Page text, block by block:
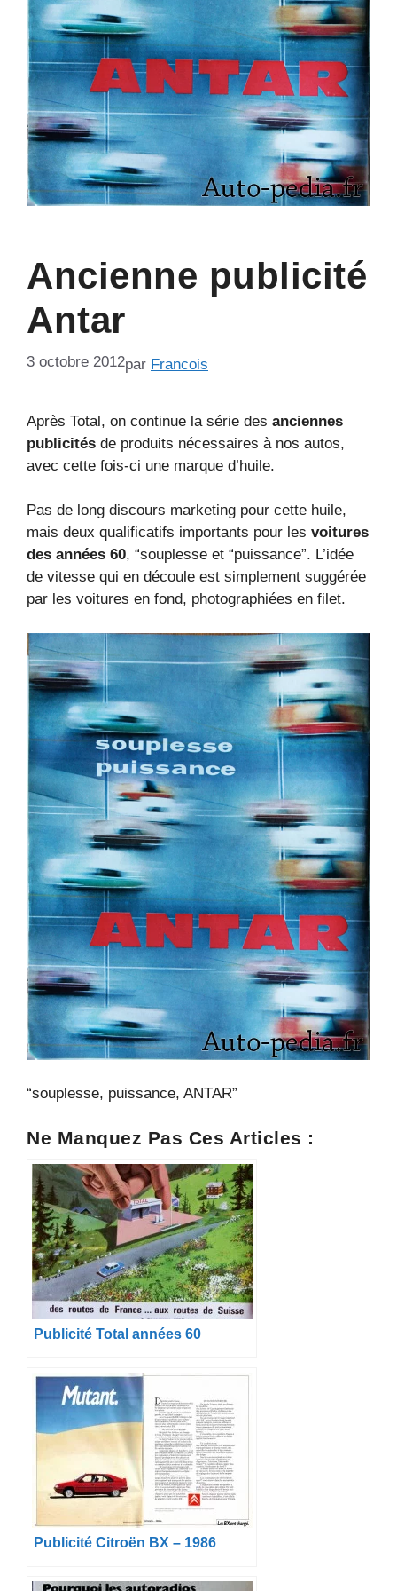
Ancienne publicité
Antar
3 octobre 2012par Francois
Après Total, on continue la série des anciennes
publicités de produits nécessaires à nos autos,
avec cette fois-ci une marque d’huile.
Pas de long discours marketing pour cette huile,
mais deux qualificatifs importants pour les voitures
des années 60, “souplesse et “puissance”. L’idée
de vitesse qui en découle est simplement suggérée
par les voitures en fond, photographiées en filet.
“souplesse, puissance, ANTAR”
Ne Manquez Pas Ces Articles :
Publicité Total années 60
Publicité Citroën BX – 1986